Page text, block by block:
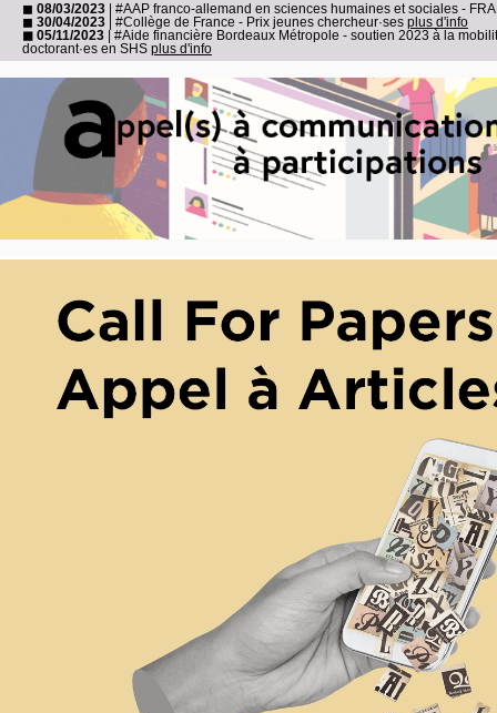
◼ 08/03/2023
| #AAP franco-allemand en sciences humaines et sociales -
◼ 30/04/2023 | #Collège de France - Prix jeunes chercheur·ses plus d'info
◼ 05/11/2023
| #Aide financière Bordeaux Métropole - soutien 2023 à la
doctorant·es en SHS plus d'info